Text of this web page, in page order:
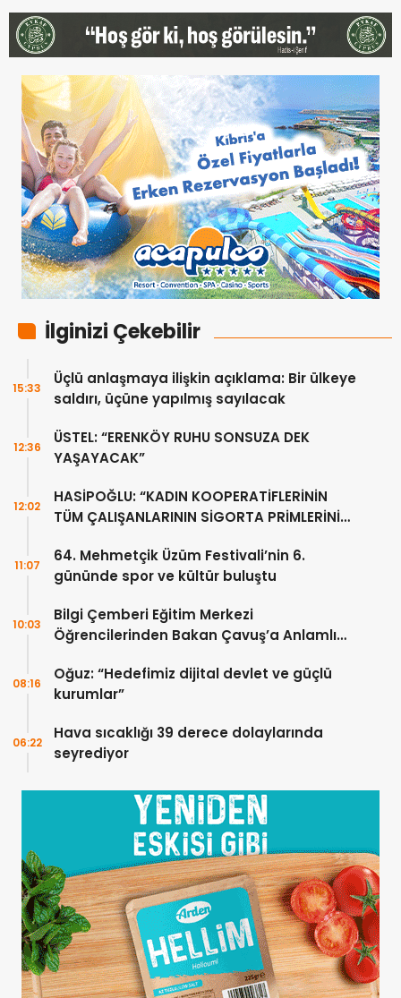
İlginizi Çekebilir
Üçlü anlaşmaya ilişkin açıklama: Bir ülkeye
saldırı, üçüne yapılmış sayılacak
15:33
ÜSTEL: “ERENKÖY RUHU SONSUZA DEK
YAŞAYACAK”
12:36
HASİPOĞLU: “KADIN KOOPERATİFLERİNİN
TÜM ÇALIŞANLARININ SİGORTA PRİMLERİNİ
12:02
64. Mehmetçik Üzüm Festivali’nin 6.
gününde spor ve kültür buluştu
11:07
Bilgi Çemberi Eğitim Merkezi
Öğrencilerinden Bakan Çavuş’a Anlamlı
10:03
Oğuz: “Hedefimiz dijital devlet ve güçlü
kurumlar”
08:16
Hava sıcaklığı 39 derece dolaylarında
seyrediyor
06:22